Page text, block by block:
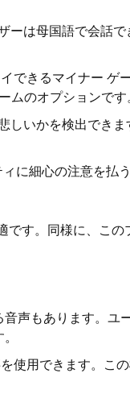
ーは母国語で会話で
できるマイナー ゲ
のオプションです。
しいかを検出でき
に細心の注意を払
す。同様に、この
声もあります。ユ
使用できます。こ